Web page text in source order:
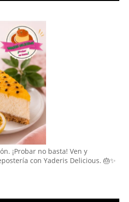
¡Probar no basta! Ven y
con Yaderis Delicious. 🎂✨